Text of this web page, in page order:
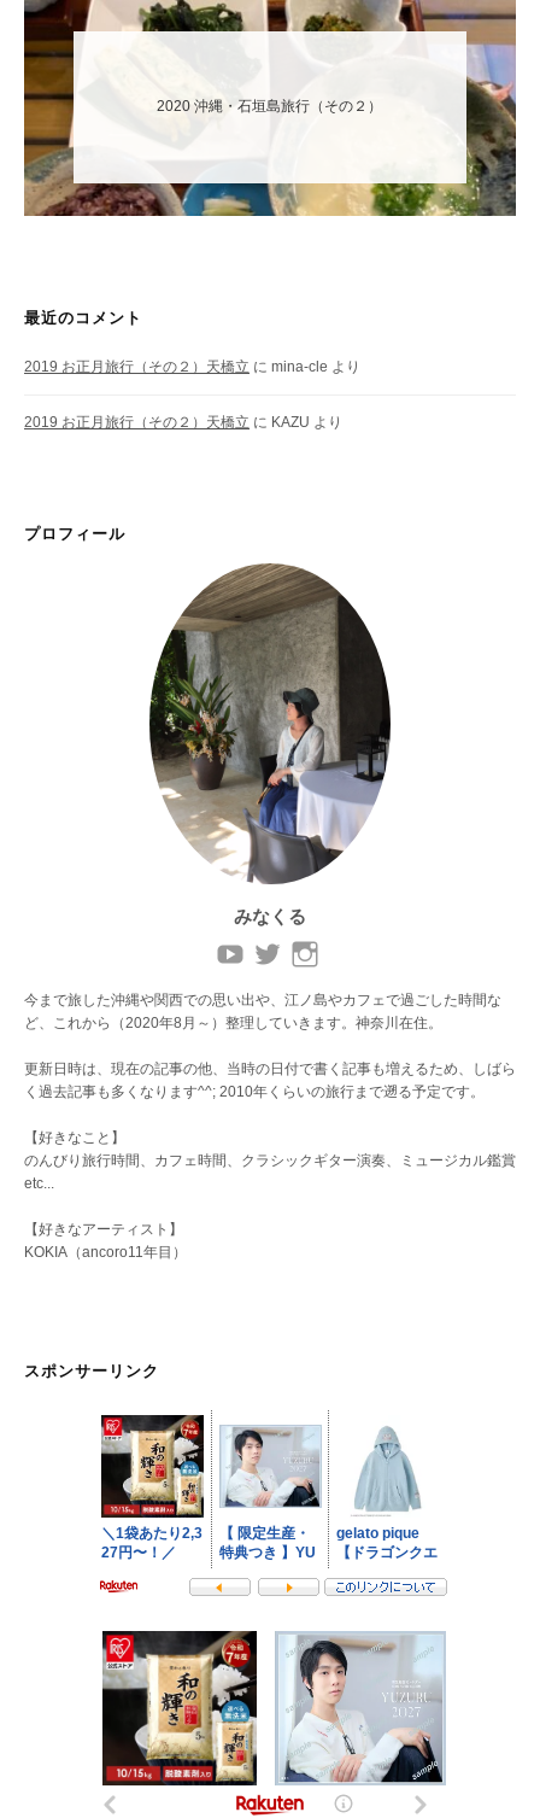
2020 沖縄・石垣島旅行（その２）
最近のコメント
2019 お正月旅行（その２）天橋立 に mina-cle より
2019 お正月旅行（その２）天橋立 に KAZU より
プロフィール
みなくる
今まで旅した沖縄や関西での思い出や、江ノ島やカフェで過ごした時間な
ど、これから（2020年8月～）整理していきます。神奈川在住。
更新日時は、現在の記事の他、当時の日付で書く記事も増えるため、しばら
く過去記事も多くなります^^; 2010年くらいの旅行まで遡る予定です。
【好きなこと】
のんびり旅行時間、カフェ時間、クラシックギター演奏、ミュージカル鑑賞
etc...
【好きなアーティスト】
KOKIA（ancoro11年目）
スポンサーリンク